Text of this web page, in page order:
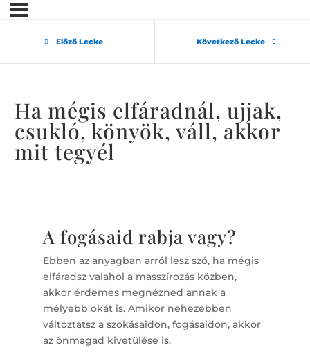
Előző Lecke Következő Lecke
Ha mégis elfáradnál, ujjak,
csukló, könyök, váll, akkor
mit tegyél
A fogásaid rabja vagy?
Ebben az anyagban arról lesz szó, ha mégis
elfáradsz valahol a masszírozás közben,
akkor érdemes megnézned annak a
mélyebb okát is. Amikor nehezebben
változtatsz a szokásaidon, fogásaidon, akkor
az önmagad kivetülése is.